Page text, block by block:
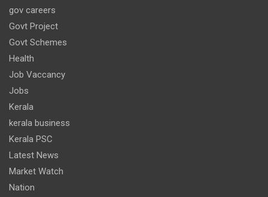
gov careers
Govt Project
Govt Schemes
Health
Job Vaccancy
Jobs
Kerala
kerala business
Kerala PSC
Latest News
Market Watch
Nation